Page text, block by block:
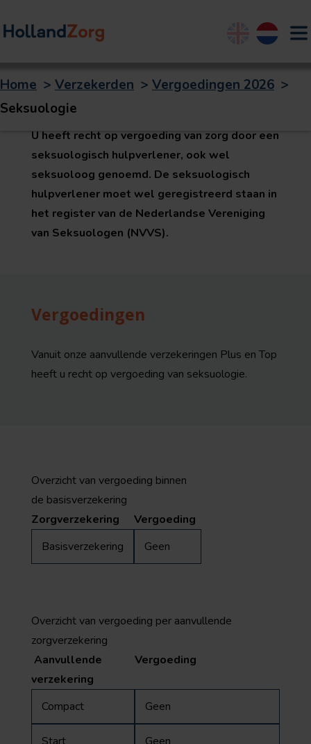
EnglishNederlands
Home > Verzekerden > Vergoedingen 2026 >
Seksuologie
Seksuologie
U heeft recht op vergoeding van zorg door een
seksuologisch hulpverlener, ook wel
seksuoloog genoemd. De seksuologisch
hulpverlener moet wel geregistreerd staan in
het register van de Nederlandse Vereniging
van Seksuologen (NVVS).
Vergoedingen
Vanuit onze aanvullende verzekeringen Plus en Top
heeft u recht op vergoeding van seksuologie.
Overzicht van vergoeding binnen
de basisverzekering
Zorgverzekering
Vergoeding
Basisverzekering
Geen
Overzicht van vergoeding per aanvullende
zorgverzekering
Aanvullende
verzekering
Vergoeding
Compact Geen